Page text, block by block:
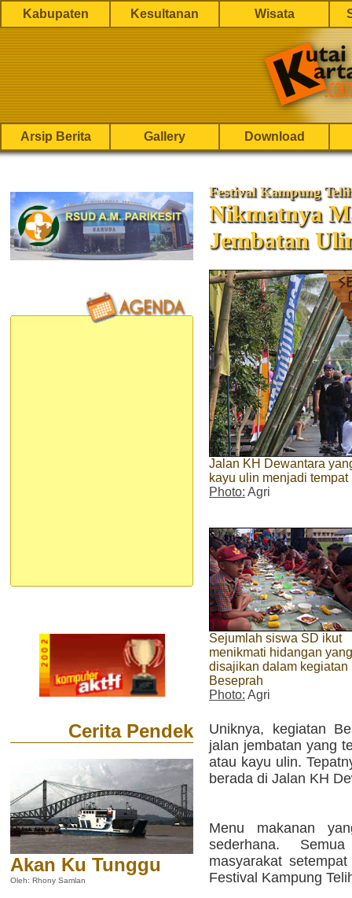
Kabupaten Kesultanan Wisata
Arsip Berita Gallery Download
Cerita Pendek
Akan Ku Tunggu
Oleh: Rhony Samlan
Festival Kampung
Nikmatnya
Jembatan
Jalan KH Dewantara
kayu ulin menjadi
Photo: Agri
Sejumlah siswa SD ikut
menikmati hidangan yang
disajikan dalam kegiatan
Beseprah
Photo: Agri
Uniknya, kegiatan
jalan jembatan yang
atau kayu ulin.
berada di Jalan KH
Menu makanan
sederhana.
masyarakat
Festival Kampung